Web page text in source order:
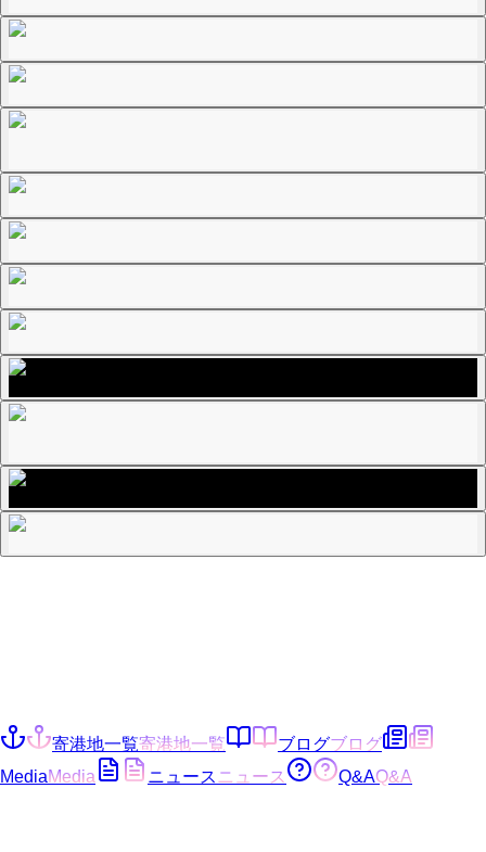
寄港地一覧寄港地一覧 ブログブログ
MediaMedia ニュース ニュース Q&AQ&A